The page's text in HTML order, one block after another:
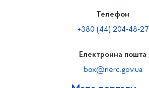
Телефон
+380 (44) 204-48-27
Електронна пошта
box@nerc.gov.ua